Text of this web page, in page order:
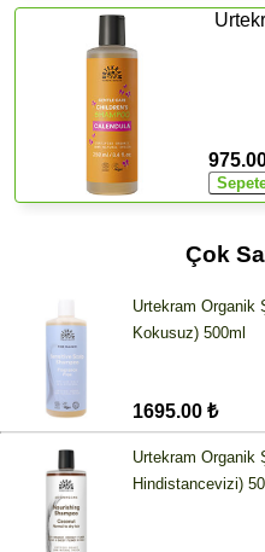
Çok
Urtekram Organik
Kokusuz) 500ml
1695.00 ₺
Urtekram Organik
Hindistancevizi)